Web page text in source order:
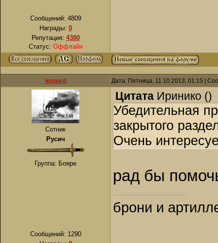
Сообщений: 4809
Награды: 0
Репутация: 4380
Статус: Оффлайн
leopard Дата: Пятница, 11.10.2013, 01:15 |
Сотник
Русич
Группа: Бояре
Сообщений: 1290
Цитата Иринико ()
Убедительная
закрытого
Очень
рад бы
брони и